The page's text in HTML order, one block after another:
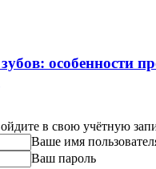
особенности
в свою учётную
Ваше имя
Ваш пароль